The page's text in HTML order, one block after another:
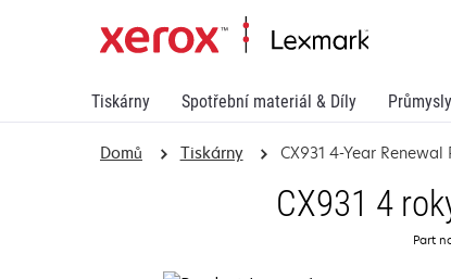
Tiskárny Spotřební materiál & Díly Průmysly
Domů Tiskárny CX931 4-Year Renewal
CX931 4
Part